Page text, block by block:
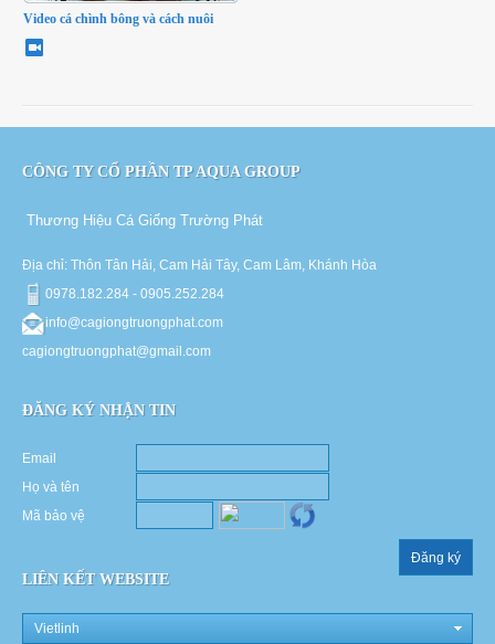
Video cá chình bông và cách nuôi
CÔNG TY CỔ PHẦN TP AQUA GROUP
Thương Hiệu Cá Giống Trường Phát
Địa chỉ: Thôn Tân Hải, Cam Hải Tây, Cam Lâm, Khánh Hòa
0978.182.284 - 0905.252.284
info@cagiongtruongphat.com
cagiongtruongphat@gmail.com
ĐĂNG KÝ NHẬN TIN
Email
Họ và tên
Mã bảo vệ
Đăng ký
LIÊN KẾT WEBSITE
Vietlinh